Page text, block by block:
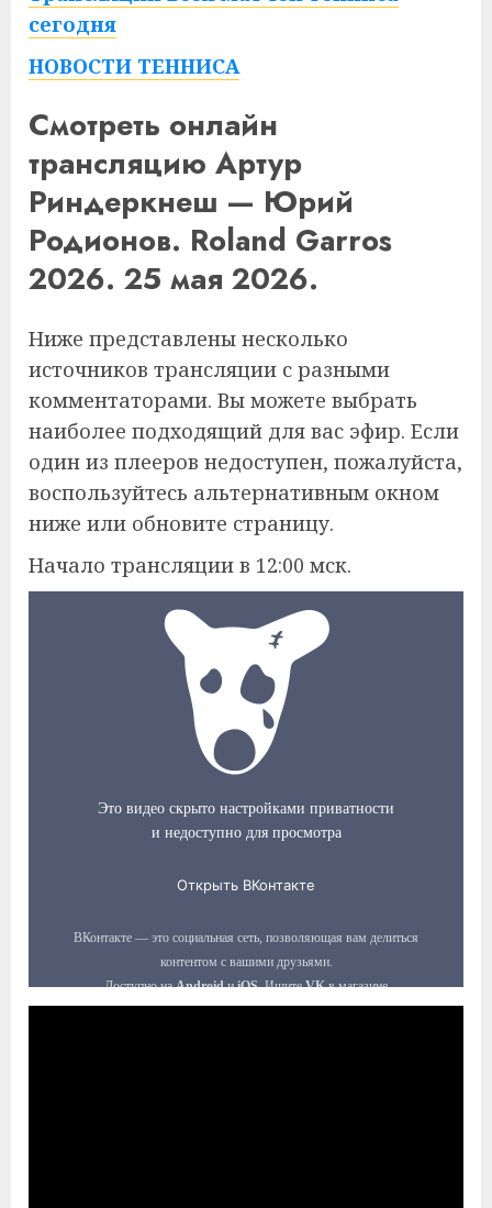
сегодня
НОВОСТИ ТЕННИСА
Смотреть онлайн
трансляцию Артур
Риндеркнеш — Юрий
Родионов. Roland Garros
2026. 25 мая 2026.
Ниже представлены несколько
источников трансляции с разными
комментаторами. Вы можете выбрать
наиболее подходящий для вас эфир. Если
один из плееров недоступен, пожалуйста,
воспользуйтесь альтернативным окном
ниже или обновите страницу.
Начало трансляции в 12:00 мск.